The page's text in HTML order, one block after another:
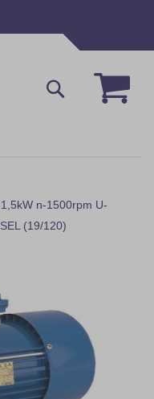
Mój
Szukaj
n-1500rpm U-
(19/120)